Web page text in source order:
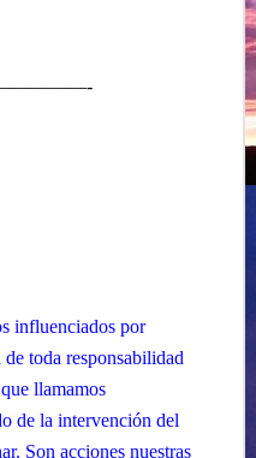
influenciados por
de toda responsabilidad
llamamos
de la intervención del
Son acciones nuestras